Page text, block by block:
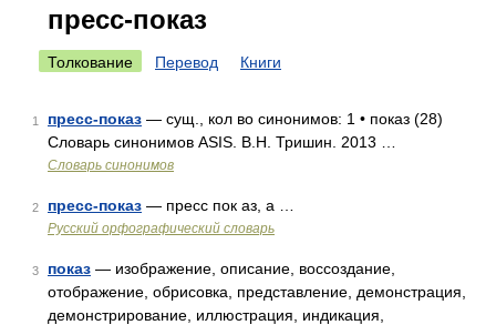
пресс-показ
Толкование Перевод Книги
1 пресс-показ — сущ., кол во синонимов: 1 • показ (28)
Словарь синонимов ASIS. В.Н. Тришин. 2013 …
Словарь синонимов
2 пресс-показ — пресс пок аз, а …
Русский орфографический словарь
3 показ — изображение, описание, воссоздание,
отображение, обрисовка, представление, демонстрация,
демонстрирование, иллюстрация, индикация,